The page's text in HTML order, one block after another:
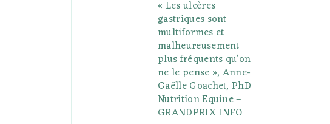
e
P
u
s
g
r
a
r
e
s
« Les ulcères
gastriques sont
multiformes et
malheureusement
plus fréquents qu’on
ne le pense », Anne-
Gaëlle Goachet, PhD
Nutrition Equine –
GRANDPRIX INFO